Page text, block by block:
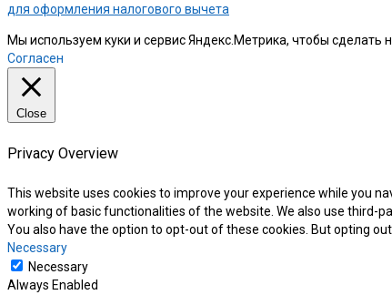
для оформления налогового вычета
Мы используем куки и сервис Яндекс.Метрика, чтобы сделать
Согласен
Close
Privacy Overview
This website uses cookies to improve your experience while you
working of basic functionalities of the website. We also use third-
You also have the option to opt-out of these cookies. But opting
Necessary
Necessary
Always Enabled